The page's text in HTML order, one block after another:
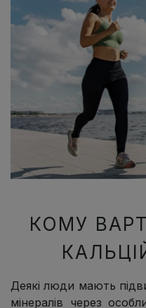
КОМУ
Деякі люди мають
мінералів через